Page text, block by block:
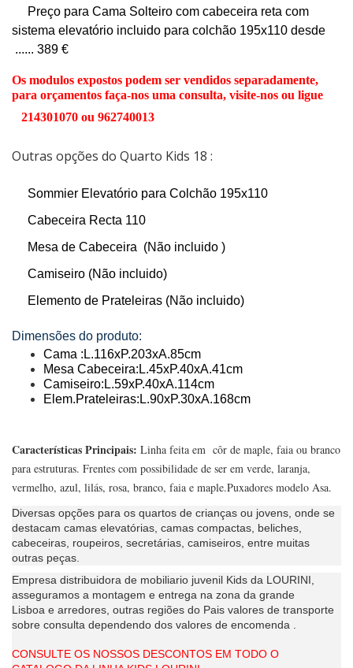
Preço para Cama Solteiro com cabeceira reta com
sistema elevatório incluido para colchão 195x110 desde
...... 389 €
Os modulos expostos podem ser vendidos separadamente,
para orçamentos faça-nos uma consulta, visite-nos ou ligue
214301070 ou 962740013
Outras opções do Quarto Kids 18 :
Sommier Elevatório para Colchão 195x110
Cabeceira Recta 110
Mesa de Cabeceira (Não incluido )
Camiseiro (Não incluido)
Elemento de Prateleiras (Não incluido)
Dimensões do produto:
Cama :L.116xP.203xA.85cm
Mesa Cabeceira:L.45xP.40xA.41cm
Camiseiro:L.59xP.40xA.114cm
Elem.Prateleiras:L.90xP.30xA.168cm
Características Principais: Linha feita em côr de maple, faia ou branco
para estruturas. Frentes com possibilidade de ser em verde, laranja,
vermelho, azul, lilás, rosa, branco, faia e maple.Puxadores modelo Asa.
Diversas opções para os quartos de crianças ou jovens, onde se
destacam camas elevatórias, camas compactas, beliches,
cabeceiras, roupeiros, secretárias, camiseiros, entre muitas
outras peças.
Empresa distribuidora de mobiliario juvenil Kids da LOURINI,
asseguramos a montagem e entrega na zona da grande
Lisboa e arredores, outras regiões do Pais valores de transporte
sobre consulta dependendo dos valores de encomenda .
CONSULTE OS NOSSOS DESCONTOS EM TODO O